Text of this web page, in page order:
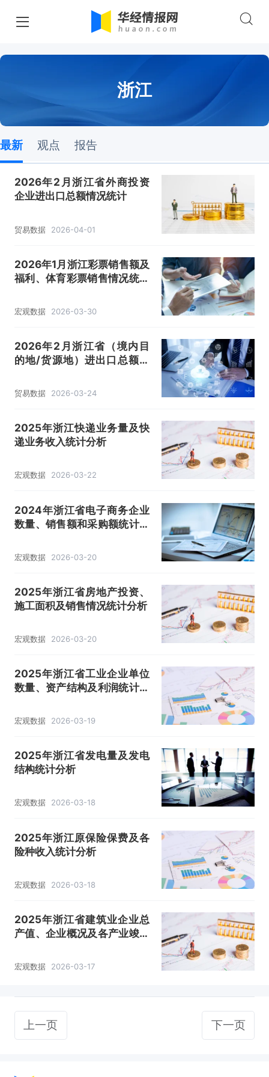
浙江
最新 观点 报告
2026年2月浙江省外商投资
企业进出口总额情况统计
贸易数据 2026-04-01
2026年1月浙江彩票销售额及
福利、体育彩票销售情况统计
宏观数据 2026-03-30
2026年2月浙江省（境内目
的地/货源地）进出口总额及
贸易数据 2026-03-24
2025年浙江快递业务量及快
递业务收入统计分析
宏观数据 2026-03-22
2024年浙江省电子商务企业
数量、销售额和采购额统计分
宏观数据 2026-03-20
2025年浙江省房地产投资、
施工面积及销售情况统计分析
宏观数据 2026-03-20
2025年浙江省工业企业单位
数量、资产结构及利润统计分
宏观数据 2026-03-19
2025年浙江省发电量及发电
结构统计分析
宏观数据 2026-03-18
2025年浙江原保险保费及各
险种收入统计分析
宏观数据 2026-03-18
2025年浙江省建筑业企业总
产值、企业概况及各产业竣工
宏观数据 2026-03-17
上一页 下一页